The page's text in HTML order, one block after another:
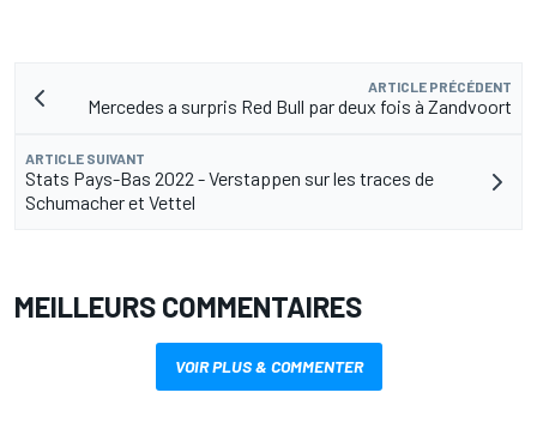
ARTICLE PRÉCÉDENT
Mercedes a surpris Red Bull par deux fois à Zandvoort
ARTICLE SUIVANT
Stats Pays-Bas 2022 - Verstappen sur les traces de
Schumacher et Vettel
MEILLEURS COMMENTAIRES
VOIR PLUS & COMMENTER